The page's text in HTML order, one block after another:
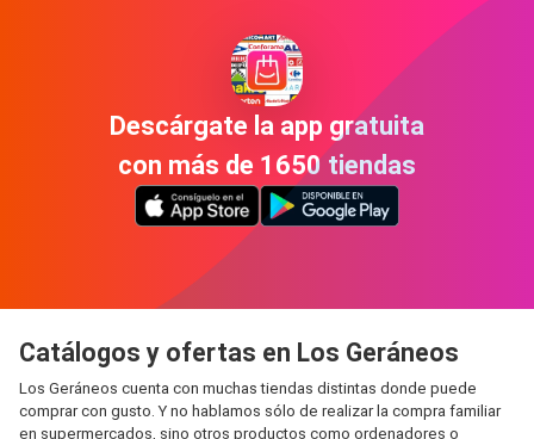
Descárgate la app gratuita
con más de 1650 tiendas
Catálogos y ofertas en Los Geráneos
Los Geráneos cuenta con muchas tiendas distintas donde puede
comprar con gusto. Y no hablamos sólo de realizar la compra familiar
en supermercados, sino otros productos como ordenadores o